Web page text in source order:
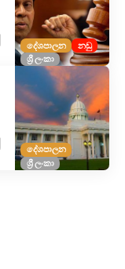
දේශපාලන
නඩු
ශ්‍රී ලංකා
දේශපාලන
ශ්‍රී ලංකා